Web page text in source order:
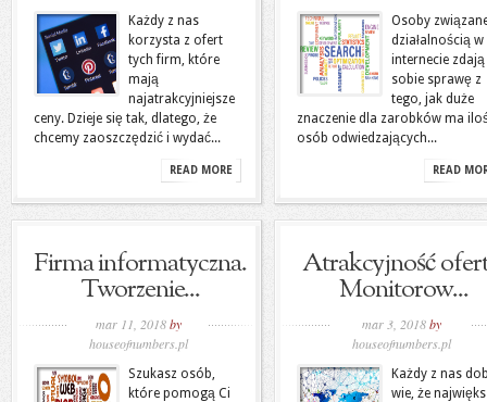
Każdy z nas
korzysta z ofert
tych firm, które
mają
najatrakcyjniejsze
ceny. Dzieje się tak, dlatego, że
chcemy zaoszczędzić i wydać...
READ MORE
Osoby
działalnością w
internecie zdają
sobie sprawę z
tego, jak duże
znaczenie dla zarobków ma
osób odwiedzających...
READ
Firma informatyczna.
Tworzenie...
mar 11, 2018by
houseofnumbers.pl
Szukasz osób,
które pomogą Ci
Atrakcyjność
Monitorow...
mar 3, 2018by
houseofnumbers.pl
Każdy z nas
wie, że